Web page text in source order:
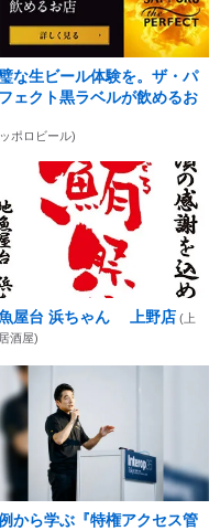
な生ビール体験を。ザ・パ
ェクト黒ラベルが飲めるお
ポロビール)
屋台 浜ちゃん 上野店 (上
酒屋)
から学ぶ『特権アクセス管